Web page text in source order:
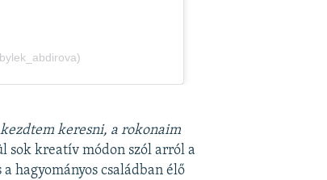
keresni, a rokonaim
sok kreatív módon szól arról a
hagyományos családban élő